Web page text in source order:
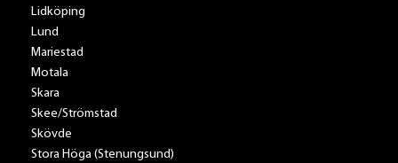
Lidköping
Lund
Mariestad
Motala
Skara
Skee/Strömstad
Skövde
Stora Höga (Stenungsund)